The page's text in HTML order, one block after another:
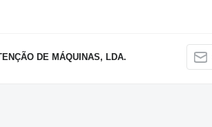
DE MÁQUINAS, LDA.